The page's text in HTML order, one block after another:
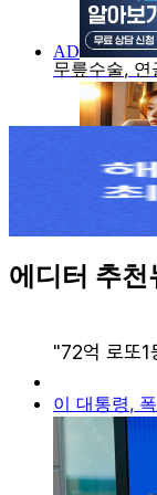
에디터 추천
이 대통령,